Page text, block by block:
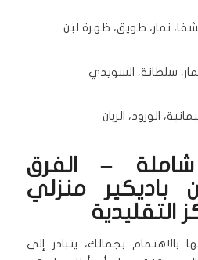
نمار، طويق، ظهرة لبن
سلطانة، السويدي
الورود، الريان
– الفرق
باديكير منزلي
التقليدية
بجمالك، يتبادر إلى